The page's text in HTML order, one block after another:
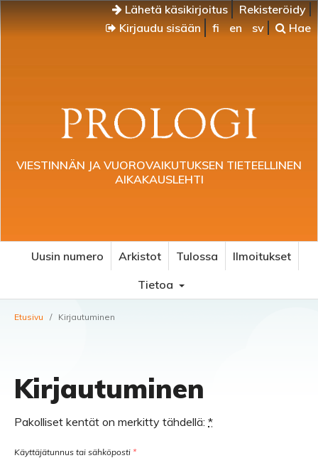
Lähetä käsikirjoitus
Rekisteröidy
Kirjaudu sisään
fi en sv Hae
VIESTINNÄN JA VUOROVAIKUTUKSEN TIETEELLINEN
AIKAKAUSLEHTI
Uusin numero Arkistot Tulossa
Ilmoitukset
Tietoa
Etusivu / Kirjautuminen
Kirjautuminen
Pakolliset kentät on merkitty tähdellä: *
Käyttäjätunnus tai sähköposti *